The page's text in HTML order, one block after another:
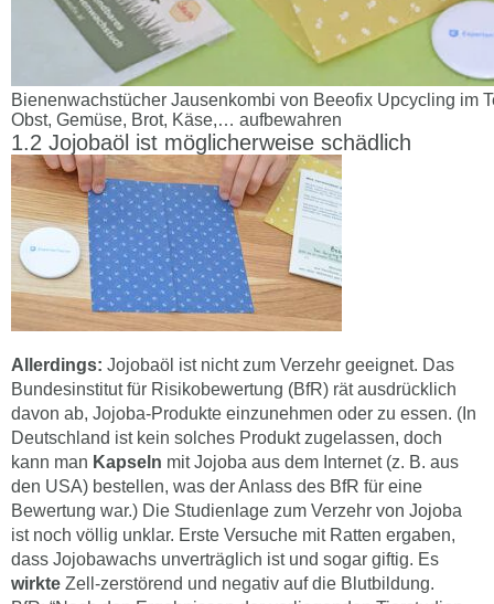
Bienenwachstücher Jausenkombi von Beeofix Upcycling im
Obst, Gemüse, Brot, Käse,… aufbewahren
Jojobaöl ist möglicherweise schädlich
Allerdings: Jojobaöl ist nicht zum Verzehr geeignet. Das
Bundesinstitut für Risikobewertung (BfR) rät ausdrücklich
davon ab, Jojoba-Produkte einzunehmen oder zu essen. (In
Deutschland ist kein solches Produkt zugelassen, doch
kann man Kapseln mit Jojoba aus dem Internet (z. B. aus
den USA) bestellen, was der Anlass des BfR für eine
Bewertung war.) Die Studienlage zum Verzehr von Jojoba
ist noch völlig unklar. Erste Versuche mit Ratten ergaben,
dass Jojobawachs unverträglich ist und sogar giftig. Es
wirkte Zell-zerstörend und negativ auf die Blutbildung.